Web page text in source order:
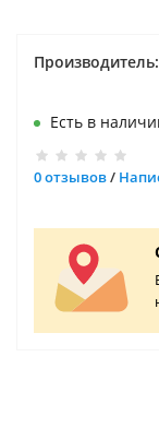
Производитель:
Есть в
0 отзывов/